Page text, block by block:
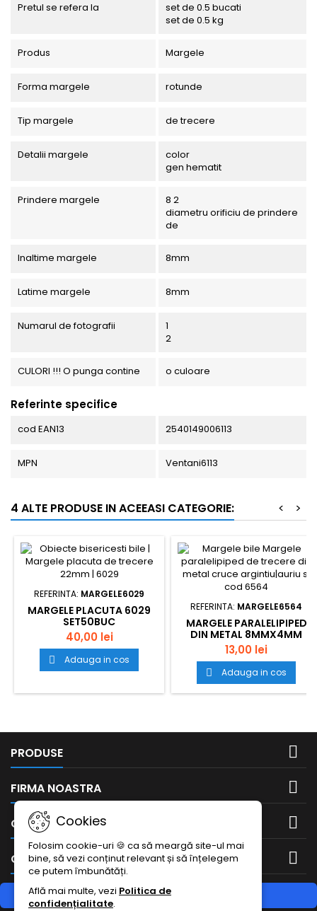
Pretul se refera la
set de 0.5 bucati
set de 0.5 kg
Produs Margele
Forma margele rotunde
Tip margele de trecere
Detalii margele
color
gen hematit
Prindere margele
8 2
diametru orificiu de prindere
de
Inaltime margele 8mm
Latime margele 8mm
Numarul de fotografii
1
2
CULORI !!! O punga contine o culoare
Referinte specifice
cod EAN13 2540149006113
MPN Ventani6113
4 ALTE PRODUSE IN ACEEASI CATEGORIE: >
<
REFERINTA: MARGELE6029
MARGELE PLACUTA 6029
SET50BUC
40,00 lei
 Adauga in cos
REFERINTA: MARGELE6564
MARGELE PARALELIPIPED
DIN METAL 8MMX4MM
6564 SET100BUC
13,00 lei
 Adauga in cos
PRODUSE 
FIRMA NOASTRA 
CONTUL DUMNEAVOASTRA 
CONTACTEAZA-NE 
Cookies
Folosim cookie-uri 🍪 ca să meargă site-ul mai
bine, să vezi conținut relevant și să înțelegem
ce putem îmbunătăți.
Află mai multe, vezi Politica de
confidențialitate.
RETRAGERE DIN CONTRACT